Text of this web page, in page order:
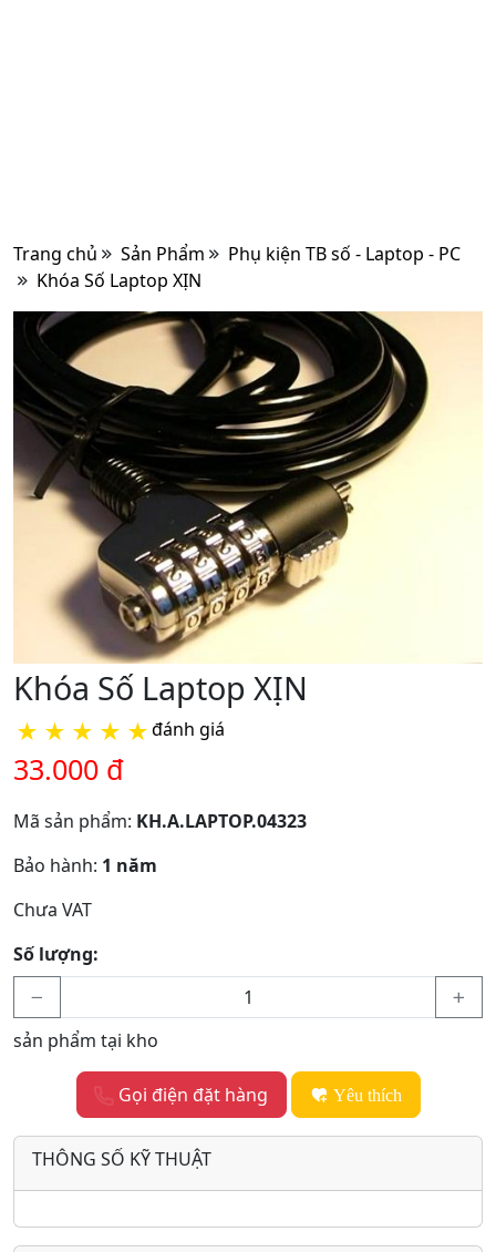
Trang chủ Sản Phẩm
Phụ kiện TB số - Laptop - PC
Khóa Số Laptop XỊN
Khóa Số Laptop XỊN
★ ★ ★ ★ ★đánh giá
33.000 đ
Mã sản phẩm: KH.A.LAPTOP.04323
Bảo hành: 1 năm
Chưa VAT
Số lượng:
sản phẩm tại kho
Gọi điện đặt hàng Yêu thích
THÔNG SỐ KỸ THUẬT